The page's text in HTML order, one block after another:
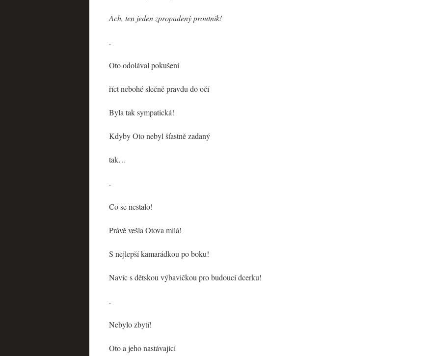
Ach, ten jeden zpropadený proutník!
.
Oto odolával pokušení
říct nebohé slečně pravdu do očí
Byla tak sympatická!
Kdyby Oto nebyl šťastně zadaný
tak…
.
Co se nestalo!
Právě vešla Otova milá!
S nejlepší kamarádkou po boku!
Navíc s dětskou výbavičkou pro budoucí dcerku!
.
Nebylo zbytí!
Oto a jeho nastávající